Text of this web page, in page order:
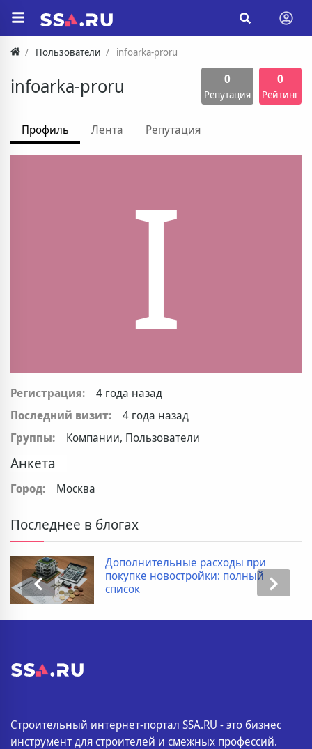
Пользователи infoarka-proru
infoarka-proru 0
Репутация
0
Рейтинг
Профиль Лента Репутация
I
Регистрация:
4 года назад
Последний визит:
4 года назад
Группы:
Компании, Пользователи
Анкета
Город: Москва
Последнее в блогах
Дополнительные расходы при
покупке новостройки: полный
список
Строительный интернет-портал SSA.RU - это бизнес
инструмент для строителей и смежных профессий.